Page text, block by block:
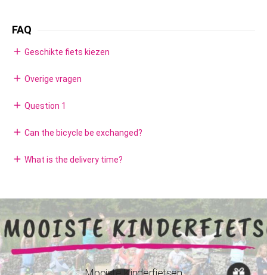
FAQ
add Geschikte fiets kiezen
add Overige vragen
add Question 1
add Can the bicycle be exchanged?
add What is the delivery time?